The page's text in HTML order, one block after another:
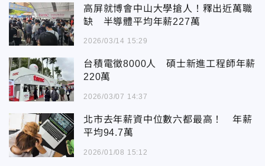
高屏就博會中山大學搶人！釋出近萬職
缺 半導體平均年薪227萬
2026/03/14 15:29
台積電徵8000人 碩士新進工程師年薪
220萬
2026/03/07 14:37
北市去年薪資中位數六都最高！ 年薪
平均94.7萬
2026/01/08 15:12